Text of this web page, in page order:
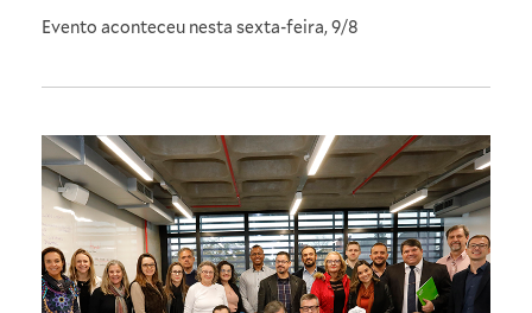
Evento aconteceu nesta sexta-feira, 9/8